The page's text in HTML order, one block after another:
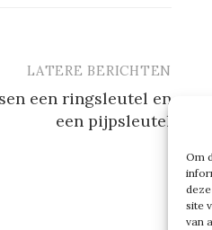
Om
site
van
LATERE BERICHTEN
een ringsleutel en
een pijpsleutel